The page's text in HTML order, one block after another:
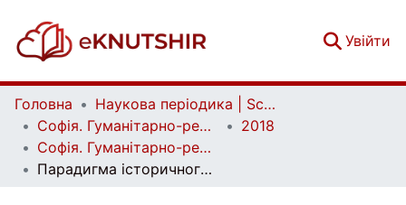
Увійти
Головна
Наукова періодика | Scientific periodicals
Софія. Гуманітарно-релігієзнавчий вісник | Sophia. Human and Religious Studies Bulletin
2018
Софія. Гуманітарно-релігієзнавчий вісник. № 1 (10)
Парадигма історичного становлення англіканства